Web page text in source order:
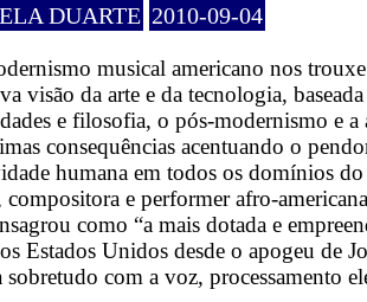
DUARTE 2010-09-04
musical americano nos
visão da arte e da tecnologia,
e filosofia, o pós-modernismo e
consequências acentuando o
humana em todos os domínios
compositora e performer afro-
como “a mais dotada e
Estados Unidos desde o apogeu de
sobretudo com a voz, processamento